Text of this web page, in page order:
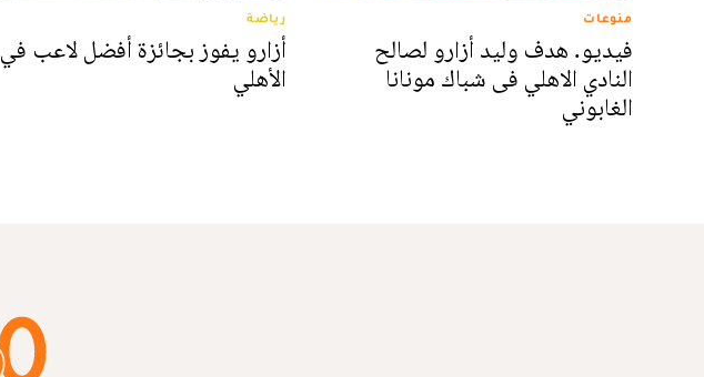
منوعات
فيديو. هدف وليد أزارو لصالح
النادي الاهلي فى شباك مونانا
الغابوني
رياضة
أزارو يفوز بجائزة أفضل لاعب في
الأهلي